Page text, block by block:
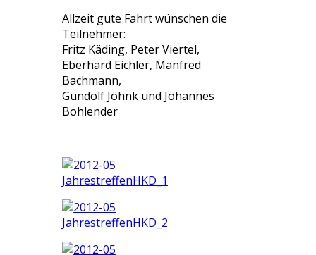
Allzeit gute Fahrt wünschen die
Teilnehmer:
Fritz Käding, Peter Viertel,
Eberhard Eichler, Manfred
Bachmann,
Gundolf Jöhnk und Johannes
Bohlender